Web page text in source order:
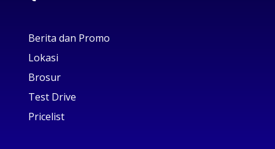
Berita dan Promo
Lokasi
Brosur
Test Drive
Pricelist